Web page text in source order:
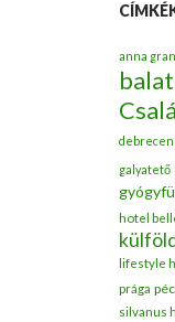
anna
debrecen
galyatető
hotel
lifestyle
prága
silvanus